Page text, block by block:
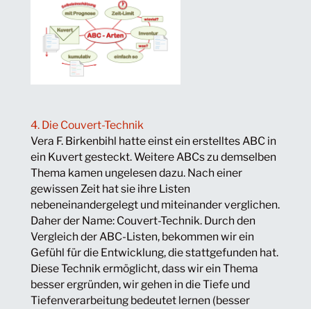
4. Die Couvert-Technik
Vera F. Birkenbihl hatte einst ein erstelltes ABC in
ein Kuvert gesteckt. Weitere ABCs zu demselben
Thema kamen ungelesen dazu. Nach einer
gewissen Zeit hat sie ihre Listen
nebeneinandergelegt und miteinander verglichen.
Daher der Name: Couvert-Technik. Durch den
Vergleich der ABC-Listen, bekommen wir ein
Gefühl für die Entwicklung, die stattgefunden hat.
Diese Technik ermöglicht, dass wir ein Thema
besser ergründen, wir gehen in die Tiefe und
Tiefenverarbeitung bedeutet lernen (besser